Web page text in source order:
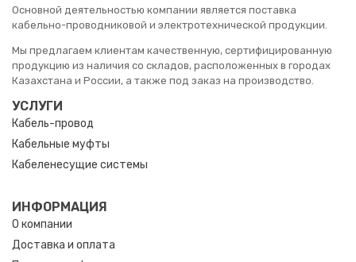
Основной деятельностью компании является поставка
кабельно-проводниковой и электротехнической продукции.
Мы предлагаем клиентам качественную, сертифицированную
продукцию из наличия со складов, расположенных в городах
Казахстана и России, а также под заказ на производство.
УСЛУГИ
Кабель-провод
Кабельные муфты
Кабеленесущие системы
ИНФОРМАЦИЯ
О компании
Доставка и оплата